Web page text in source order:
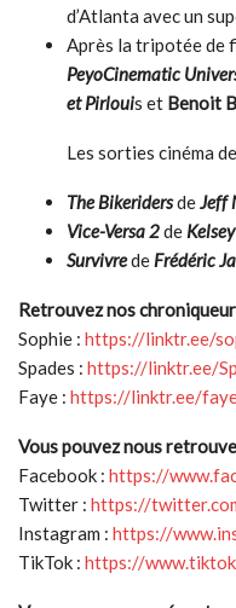
d’Atlanta avec un
Après la tripotée de
PeyoCinematic
et Pirlouis et Benoit
Les sorties cinéma
The BikeridersdeJeff
Vice-Versa 2de
SurvivredeFrédéric
Retrouvez nos
Sophie : https://linktr.ee/
Spades : https://linktr.ee/
Faye : https://linktr.ee/
Vous pouvez nous
Facebook : https://
Twitter : https://
Instagram : https://
TikTok : https://